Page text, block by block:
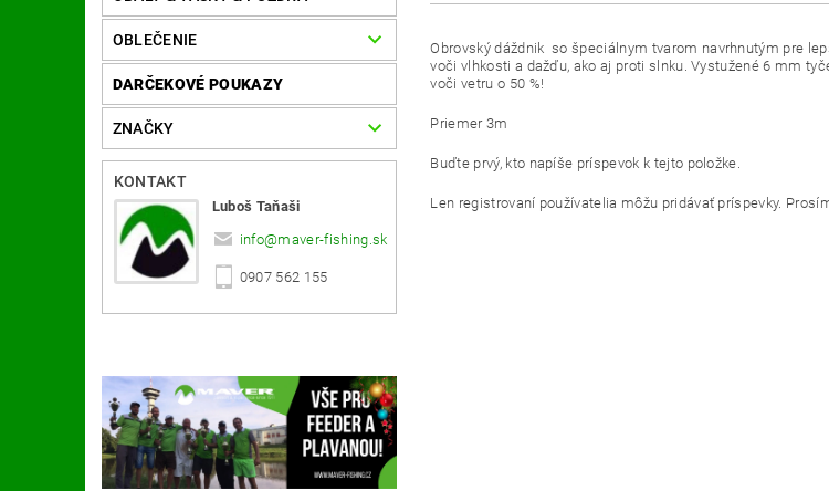
OBLEČENIE
DARČEKOVÉ POUKAZY
ZNAČKY
KONTAKT
Luboš Taňaši
info@maver-fishing.sk
0907 562 155
Obrovský dáždnik so špeciálnym tvarom navrhnutým pre
voči vlhkosti a dažďu, ako aj proti slnku. Vystužené 6 mm
voči vetru o 50 %!
Priemer 3m
Buďte prvý, kto napíše príspevok k tejto položke.
Len registrovaní používatelia môžu pridávať príspevky.